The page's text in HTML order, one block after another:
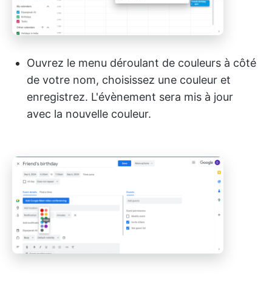
Ouvrez le menu déroulant de couleurs à côté
de votre nom, choisissez une couleur et
enregistrez. L'évènement sera mis à jour
avec la nouvelle couleur.